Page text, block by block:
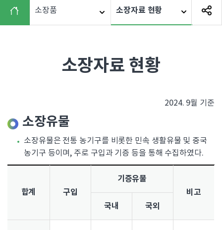
관
"
소장품 소장자료 현황
소장자료 현황
2024. 9월 기준
소장유물
소장유물은 전통 농기구를 비롯한 민속 생활유물 및 중국
농기구 등이며, 주로 구입과 기증 등을 통해 수집하였다.
합계 구입
기증유물
비고
국내
국외